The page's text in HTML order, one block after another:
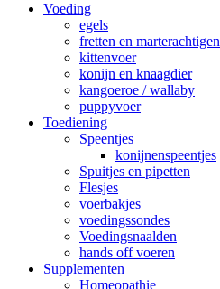
Voeding
egels
fretten en marterachtigen
kittenvoer
konijn en knaagdier
kangoeroe / wallaby
puppyvoer
Toediening
Speentjes
konijnenspeentjes
Spuitjes en pipetten
Flesjes
voerbakjes
voedingssondes
Voedingsnaalden
hands off voeren
Supplementen
Homeopathie